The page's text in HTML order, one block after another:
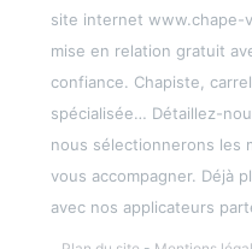
site internet www.chape-
mise en relation gratuit
confiance. Chapiste,
spécialisée… Détaillez-
nous sélectionnerons les
vous accompagner. Déjà
avec nos applicateurs